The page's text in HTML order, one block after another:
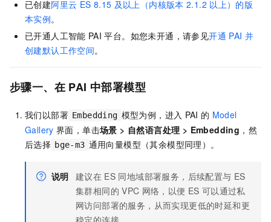
已创建阿里云 ES 8.15 及以上（内核版本 2.1.2 以上）的版
本实例。
已开通人工智能 PAI 平台。如您未开通，请参见开通 PAI 并
创建默认工作空间。
步骤一、在 PAI 中部署模型
我们以部署 Embedding 模型为例，进入 PAI 的 Model
Gallery 界面，单击场景 > 自然语言处理 > Embedding ，然
后选择 bge-m3 通用向量模型（其余模型同理）。
说明 建议在 ES 同地域部署服务，后续配置与 ES
集群相同的 VPC 网络，以便 ES 可以通过私
网访问部署的服务，从而实现更低的时延和更